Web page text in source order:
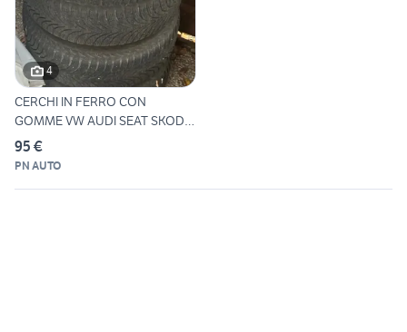
4
CERCHI IN FERRO CON
GOMME VW AUDI SEAT SKODA
R 15
95 €
PN AUTO